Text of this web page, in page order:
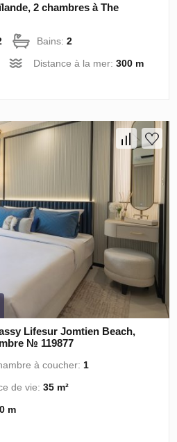
2 chambres à The
Bains:2
Distance à la mer:300 m
Lifesur Jomtien Beach,
№ 119877
à coucher: 1
de vie:35 m²
m